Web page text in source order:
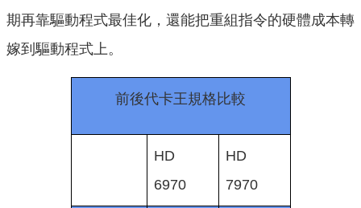
期再靠驅動程式最佳化，還能把重組指令的硬體成本轉
嫁到驅動程式上。
前後代卡王規格比較
HD
6970
HD
7970